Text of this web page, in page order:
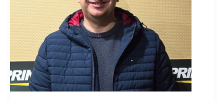
Celeste»:
Con
fuerte
respaldo
local,
Pérez
Scremini